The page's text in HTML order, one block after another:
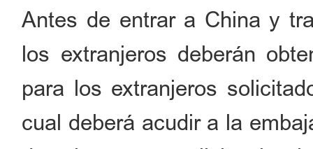
Antes de entrar a China y
los extranjeros deberán
para los extranjeros
cual deberá acudir a la